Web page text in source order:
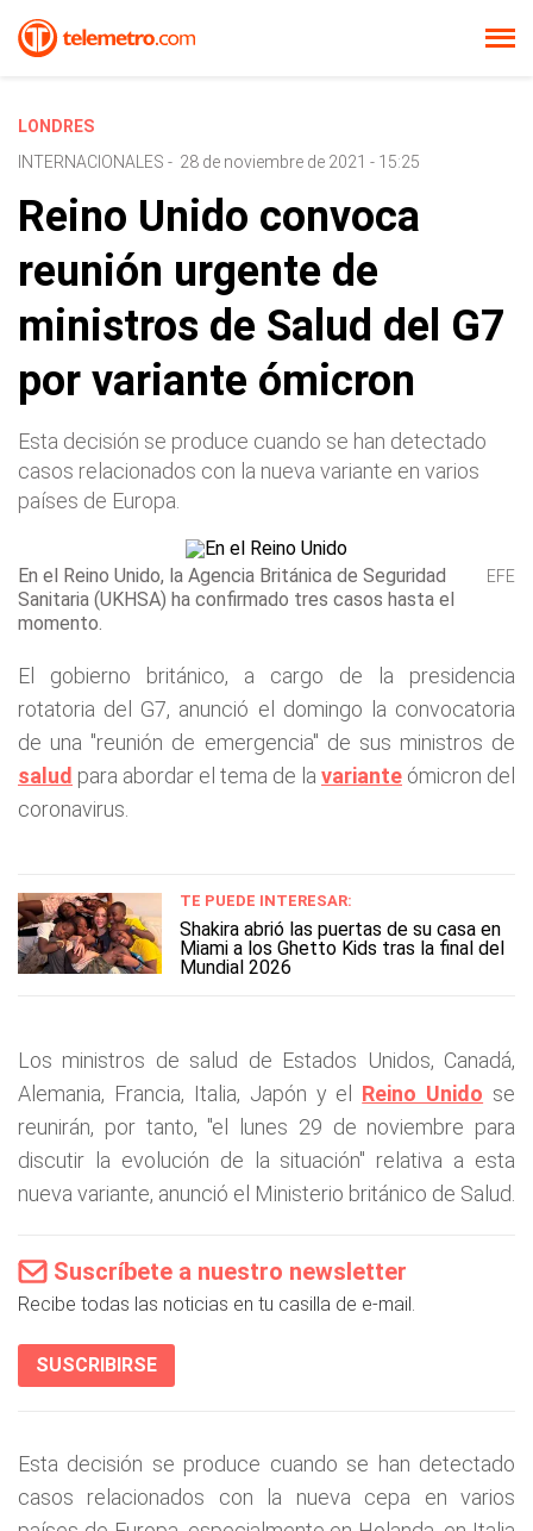
LONDRES
INTERNACIONALES - 28 de noviembre de 2021 - 15:25
Reino Unido convoca
reunión urgente de
ministros de Salud del G7
por variante ómicron
Esta decisión se produce cuando se han detectado
casos relacionados con la nueva variante en varios
países de Europa.
En el Reino Unido, la Agencia Británica de Seguridad
Sanitaria (UKHSA) ha confirmado tres casos hasta el
momento.
EFE
El gobierno británico, a cargo de la presidencia
rotatoria del G7, anunció el domingo la convocatoria
de una "reunión de emergencia" de sus ministros de
salud para abordar el tema de la variante ómicron del
coronavirus.
TE PUEDE INTERESAR:
Shakira abrió las puertas de su casa en
Miami a los Ghetto Kids tras la final del
Mundial 2026
Los ministros de salud de Estados Unidos, Canadá,
Alemania, Francia, Italia, Japón y el Reino Unido se
reunirán, por tanto, "el lunes 29 de noviembre para
discutir la evolución de la situación" relativa a esta
nueva variante, anunció el Ministerio británico de Salud.
Suscríbete a nuestro newsletter
Recibe todas las noticias en tu casilla de e-mail.
SUSCRIBIRSE
Esta decisión se produce cuando se han detectado
casos relacionados con la nueva cepa en varios